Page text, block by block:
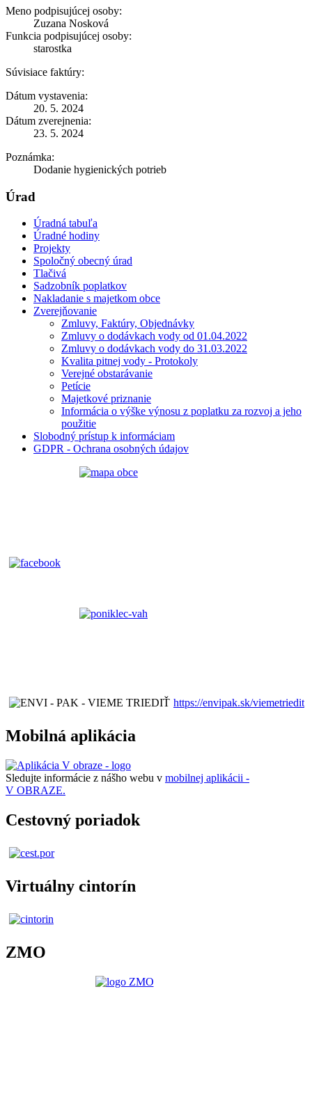
Meno podpisujúcej osoby:
Zuzana Nosková
Funkcia podpisujúcej osoby:
starostka
Súvisiace faktúry:
Dátum vystavenia:
20. 5. 2024
Dátum zverejnenia:
23. 5. 2024
Poznámka:
Dodanie hygienických potrieb
Úrad
Úradná tabuľa
Úradné hodiny
Projekty
Spoločný obecný úrad
Tlačivá
Sadzobník poplatkov
Nakladanie s majetkom obce
Zverejňovanie
Zmluvy, Faktúry, Objednávky
Zmluvy o dodávkach vody od 01.04.2022
Zmluvy o dodávkach vody do 31.03.2022
Kvalita pitnej vody - Protokoly
Verejné obstarávanie
Petície
Majetkové priznanie
Informácia o výške výnosu z poplatku za rozvoj a jeho
použitie
Slobodný prístup k informáciam
GDPR - Ochrana osobných údajov
https://envipak.sk/viemetriedit
Mobilná aplikácia
Sledujte informácie z nášho webu v mobilnej aplikácii -
V OBRAZE.
Cestovný poriadok
Virtuálny cintorín
ZMO